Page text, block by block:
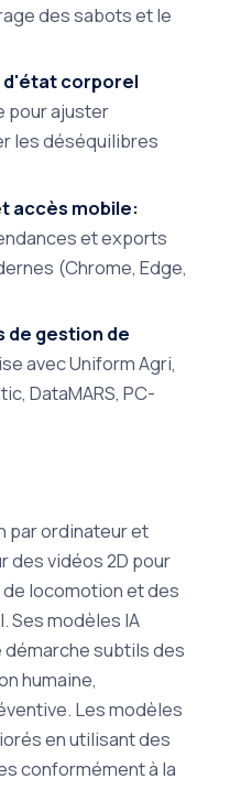
des sabots et le
corporel
pour ajuster
les déséquilibres
accès mobile:
et exports
(Chrome, Edge,
de gestion de
avec Uniform Agri,
DataMARS, PC-
par ordinateur et
des vidéos 2D pour
locomotion et des
Ses modèles IA
subtils des
humaine,
Les modèles
en utilisant des
conformément à la